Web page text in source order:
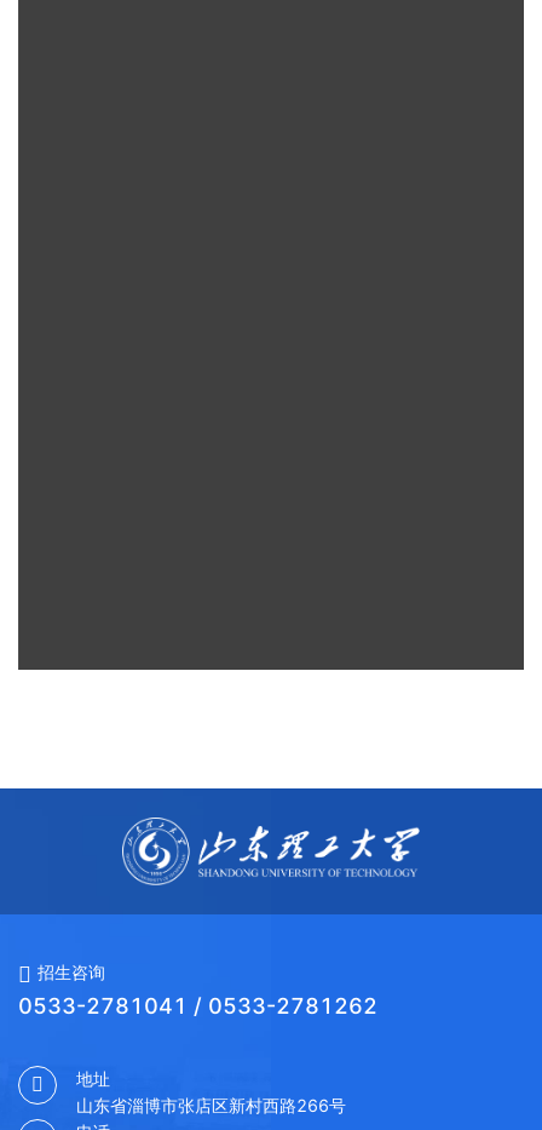
招生咨询
0533-2781041 / 0533-2781262
地址
山东省淄博市张店区新村西路266号